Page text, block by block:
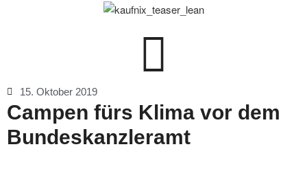
15. Oktober 2019
Campen fürs Klima vor dem
Bundeskanzleramt